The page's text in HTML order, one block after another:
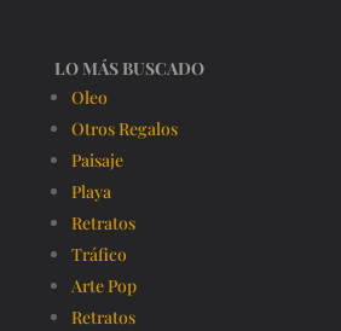
LO MÁS BUSCADO
Oleo
Otros Regalos
Paisaje
Playa
Retratos
Tráfico
Arte Pop
Retratos